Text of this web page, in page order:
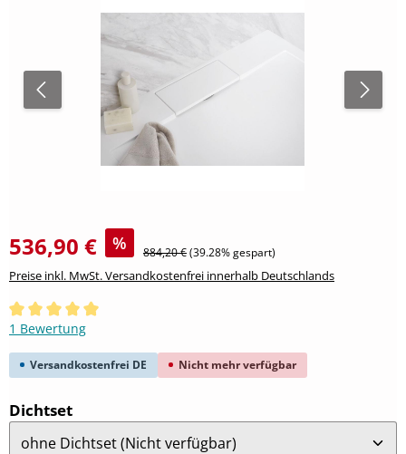
536,90 € % Regulärer Preis:
884,20 €(39.28% gespart)
Preise inkl. MwSt. Versandkostenfrei innerhalb Deutschlands
Durchschnittliche Bewertung von 5 von 5 Sternen
1 Bewertung
Versandkostenfrei DE Nicht mehr verfügbar
Dichtsetauswählen